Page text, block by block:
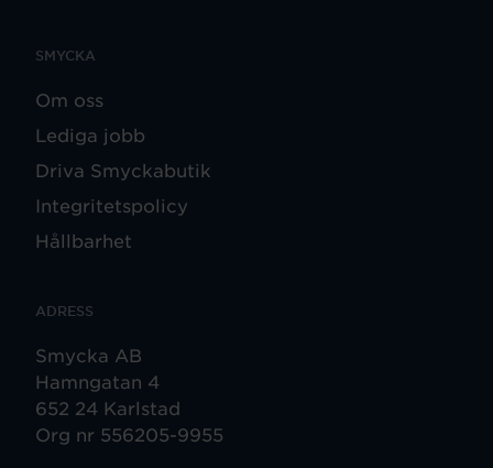
SMYCKA
Om oss
Lediga jobb
Driva Smyckabutik
Integritetspolicy
Hållbarhet
ADRESS
Smycka AB
Hamngatan 4
652 24 Karlstad
Org nr 556205-9955